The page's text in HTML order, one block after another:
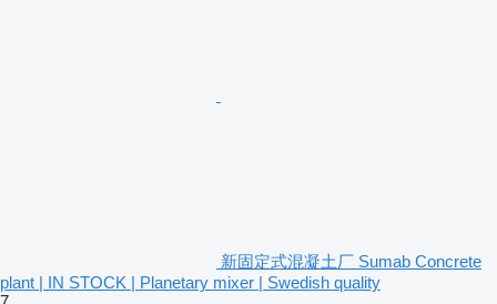
新固定式混凝土厂 Sumab Concrete
plant | IN STOCK | Planetary mixer | Swedish quality